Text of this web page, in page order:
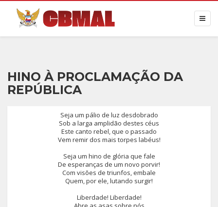
HINO À PROCLAMAÇÃO DA
REPÚBLICA
Seja um pálio de luz desdobrado
Sob a larga amplidão destes céus
Este canto rebel, que o passado
Vem remir dos mais torpes labéus!
Seja um hino de glória que fale
De esperanças de um novo porvir!
Com visões de triunfos, embale
Quem, por ele, lutando surgir!
Liberdade! Liberdade!